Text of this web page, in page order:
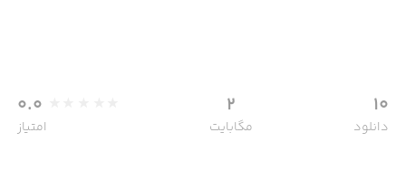
10
دانلود
2
مگابایت
0.0
امتیاز